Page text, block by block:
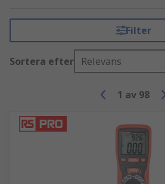
Filter
Sortera efter Relevans
1 av 98